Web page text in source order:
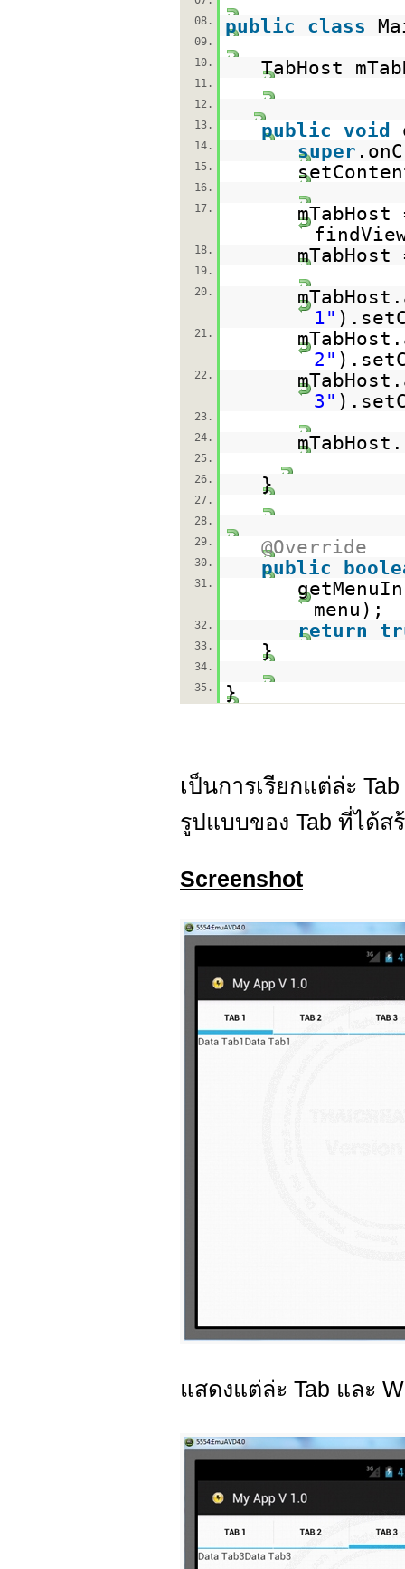
08.
public class
09.
10.
TabHost
11.
12.
13.
public void
14. super
15.
16.
17.
18.
19.
20.
1"
21.
2"
22.
3"
23.
24.
25.
26.
}
27.
28.
29.
@Override
30. public
31.
menu);
32. return
33. }
34.
35.
}
เป็นการเรียกแต่ล่ะ
รูปแบบของ Tab ที่ได้ส
Screenshot
แสดงแต่ล่ะ Tab และ